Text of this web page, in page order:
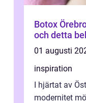
Botox Örebro så fungerar
och detta
01 augusti
inspiration
I hjärtat av
modernitet